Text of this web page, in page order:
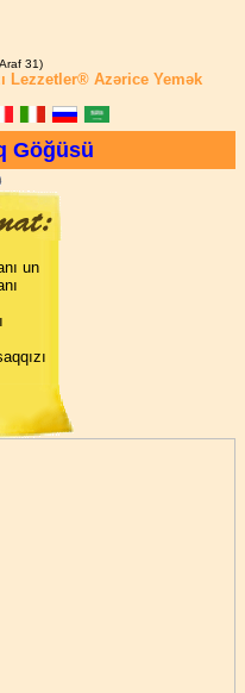
31)
Lezzetler® Azərice Yemək
Göğüsü
un